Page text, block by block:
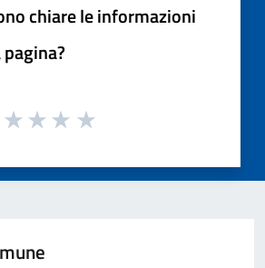
chiare le informazioni